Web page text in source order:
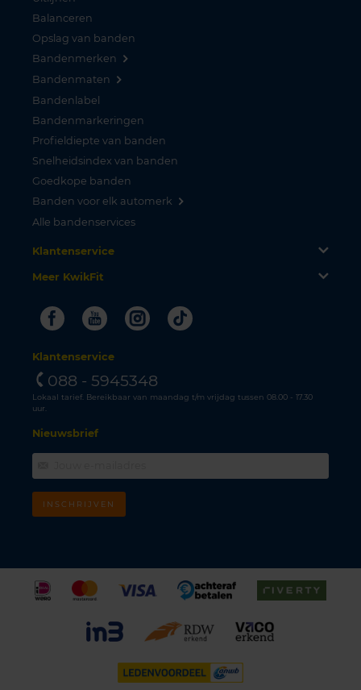
Balanceren
Opslag van banden
Bandenmerken
Bandenmaten
Bandenlabel
Bandenmarkeringen
Profieldiepte van banden
Snelheidsindex van banden
Goedkope banden
Banden voor elk automerk
Alle bandenservices
Klantenservice
Meer KwikFit
FacebookYoutubeInstagram
Tiktok
Klantenservice
088 - 5945348
Lokaal tarief. Bereikbaar van maandag t/m vrijdag tussen 08.00 - 17.30
uur.
Nieuwsbrief
INSCHRIJVEN